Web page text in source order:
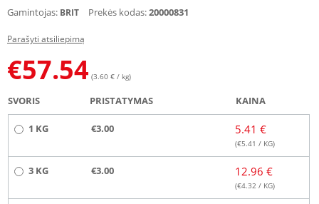
Gamintojas: BRIT Prekės kodas:20000831
Parašyti atsiliepimą
€57.54 (3.60 € / kg)
SVORIS PRISTATYMAS KAINA
1 KG €3.00 5.41 €
(€5.41 / KG)
3 KG €3.00 12.96 €
(€4.32 / KG)